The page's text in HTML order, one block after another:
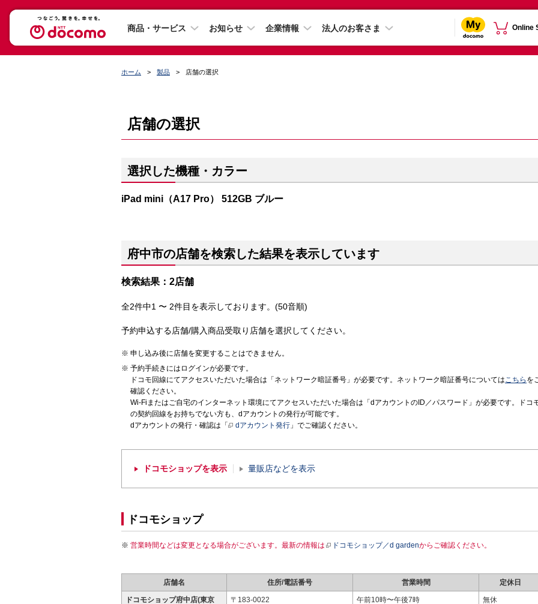
商品・サービス お知らせ 企業情報 法人のお客さま Online
ホーム 製品 店舗の選択
店舗の選択
選択した機種・カラー
iPad mini（A17 Pro） 512GB ブルー
府中市の店舗を検索した結果を表示しています
検索結果：2店舗
全2件中1 〜 2件目を表示しております。(50音順)
予約申込する店舗/購入商品受取り店舗を選択してください。
申し込み後に店舗を変更することはできません。
予約手続きにはログインが必要です。
ドコモ回線にてアクセスいただいた場合は「ネットワーク暗証番号」が必要です。ネットワーク暗証番号についてはこちら を
確認ください。
Wi-Fiまたはご自宅のインターネット環境にてアクセスいただいた場合は「dアカウントのID／パスワード」が必要です。ドコ
の契約回線をお持ちでない方も、dアカウントの発行が可能です。
dアカウントの発行・確認は「
dアカウント発行 」でご確認ください。
ドコモショップを表示 量販店などを表示
ドコモショップ
営業時間などは変更となる場合がございます。最新の情報は ドコモショップ／d gardenからご確認ください。
店舗名 住所/電話番号 営業時間 定休日
ドコモショップ府中店(東京
〒183-0022
午前10時〜午後7時 無休